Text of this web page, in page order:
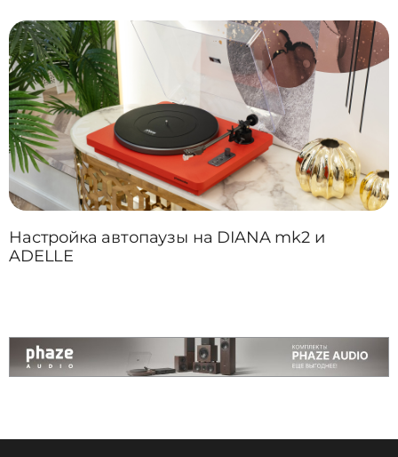
Настройка автопаузы на DIANA mk2 и
ADELLE